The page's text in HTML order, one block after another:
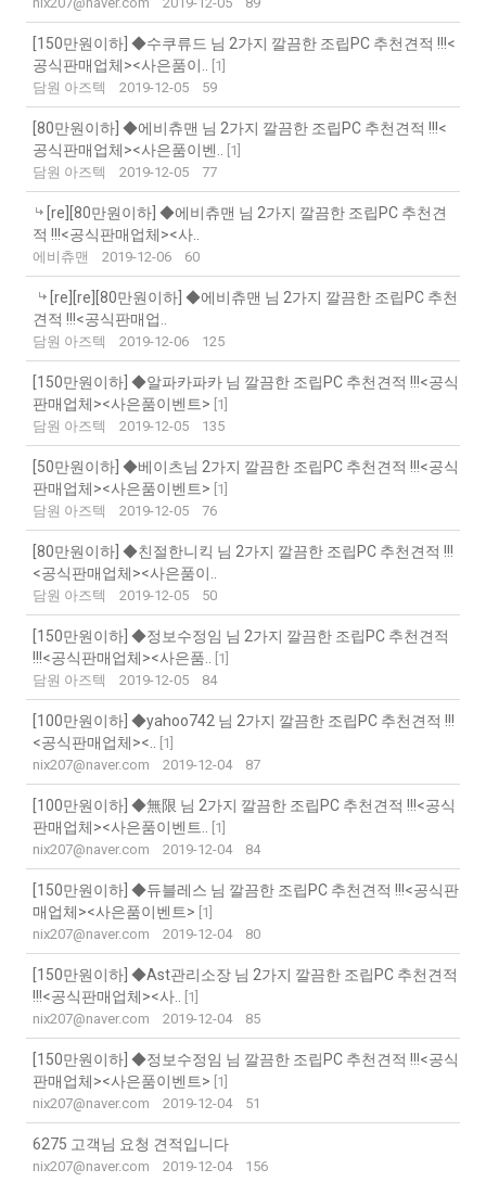
[150만원이하] ◆수쿠류드 님 2가지 깔끔한 조립PC 추천견적 !!!<
공식판매업체><사은품이..
[1]
담원 아즈텍
2019-12-05 59
[80만원이하] ◆에비츄맨 님 2가지 깔끔한 조립PC 추천견적 !!!<
공식판매업체><사은품이벤..
[1]
담원 아즈텍
2019-12-05 77
[re][80만원이하] ◆에비츄맨 님 2가지 깔끔한 조립PC 추천견
적 !!!<공식판매업체><사..
에비츄맨 2019-12-06 60
[re][re][80만원이하] ◆에비츄맨 님 2가지 깔끔한 조립PC 추천
견적 !!!<공식판매업..
담원 아즈텍 2019-12-06 125
[150만원이하] ◆알파카파카 님 깔끔한 조립PC 추천견적 !!!<공식
판매업체><사은품이벤트> [1]
담원 아즈텍
2019-12-05 135
[50만원이하] ◆베이츠님 2가지 깔끔한 조립PC 추천견적 !!!<공식
판매업체><사은품이벤트> [1]
담원 아즈텍
2019-12-05 76
[80만원이하] ◆친절한니킥 님 2가지 깔끔한 조립PC 추천견적 !!!
<공식판매업체><사은품이..
담원 아즈텍 2019-12-05 50
[150만원이하] ◆정보수정임 님 2가지 깔끔한 조립PC 추천견적
!!!<공식판매업체><사은품..
[1]
담원 아즈텍
2019-12-05 84
[100만원이하] ◆yahoo742 님 2가지 깔끔한 조립PC 추천견적 !!!
<공식판매업체><..
[1]
nix207@naver.com
2019-12-04 87
[100만원이하] ◆無限 님 2가지 깔끔한 조립PC 추천견적 !!!<공식
판매업체><사은품이벤트..
[1]
nix207@naver.com
2019-12-04 84
[150만원이하] ◆듀블레스 님 깔끔한 조립PC 추천견적 !!!<공식판
매업체><사은품이벤트> [1]
nix207@naver.com
2019-12-04 80
[150만원이하] ◆Ast관리소장 님 2가지 깔끔한 조립PC 추천견적
!!!<공식판매업체><사..
[1]
nix207@naver.com
2019-12-04 85
[150만원이하] ◆정보수정임 님 깔끔한 조립PC 추천견적 !!!<공식
판매업체><사은품이벤트> [1]
nix207@naver.com
2019-12-04 51
6275 고객님 요청 견적입니다
nix207@naver.com 2019-12-04 156